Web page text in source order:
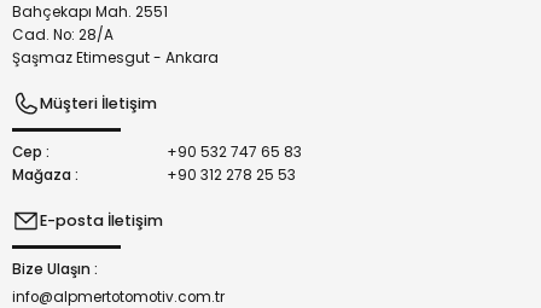
Bahçekapı Mah. 2551
Cad. No: 28/A
Şaşmaz Etimesgut - Ankara
Müşteri İletişim
Cep :
+90 532 747 65 83
Mağaza :
+90 312 278 25 53
E-posta İletişim
Bize Ulaşın :
info@alpmertotomotiv.com.tr